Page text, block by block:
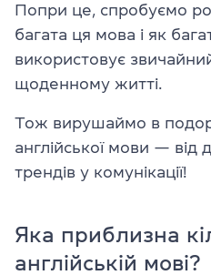
Попри це, спробуємо
багата ця мова і як
використовує
щоденному житті.
Тож вирушаймо в
англійської мови — від
трендів у комунікації!
Яка приблизна
англійській мові?